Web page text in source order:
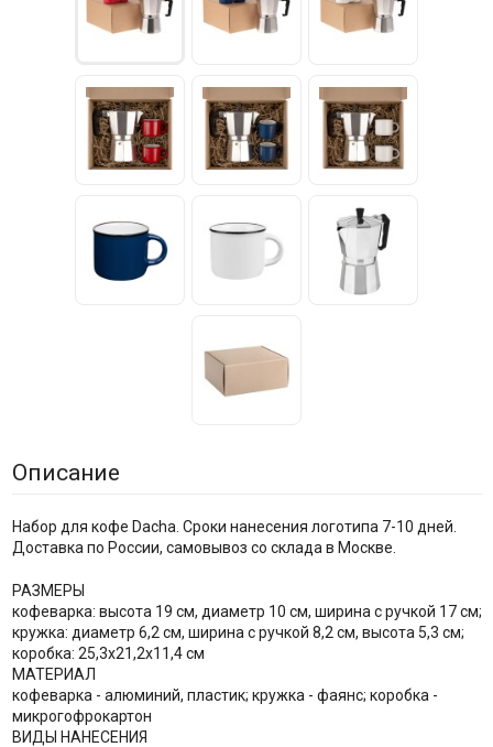
Описание
Набор для кофе Dacha. Сроки нанесения логотипа 7-10 дней.
Доставка по России, самовывоз со склада в Москве.
РАЗМЕРЫ
кофеварка: высота 19 см, диаметр 10 см, ширина с ручкой 17 см;
кружка: диаметр 6,2 см, ширина с ручкой 8,2 см, высота 5,3 см;
коробка: 25,3х21,2х11,4 см
МАТЕРИАЛ
кофеварка - алюминий, пластик; кружка - фаянс; коробка -
микрогофрокартон
ВИДЫ НАНЕСЕНИЯ